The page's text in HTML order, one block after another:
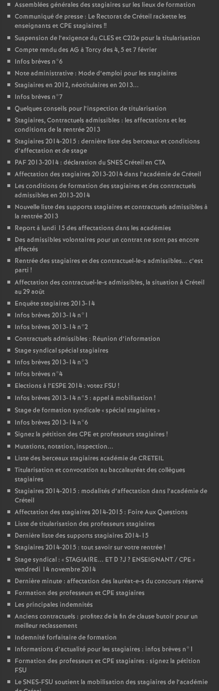
Assemblées générales des stagiaires sur les lieux de formation
Communiqué de presse : Le Rectorat de Créteil rackette les
enseignants etCPE stagiaires !!
Suspension de l’exigence duCLESet C2I2e pour la titularisation
Compte rendu des AG à Torcy des 4, 5 et 7 février
Infos brèves n°6
Note administrative : Mode d’emploi pour les stagiaires
Stagiaires en 2012, néotitulaires en 2013...
Infos brèves n°7
Quelques conseils pour l’inspection de titularisation
Stagiaires, Contractuels admissibles : les affectations et les
conditions de la rentrée 2013
Stagiaires 2014-2015 : dernière liste des berceaux et conditions
d’affectation et de stage
PAF2013-2014 : déclaration duSNESCréteil en CTA
Affectation des stagiaires 2013-2014 dans l’académie de Créteil
Les conditions de formation des stagiaires et des contractuels
admissibles en 2013-2014
Nouvelle liste des supports stagiaires et contractuels admissibles à
la rentrée 2013
Report à lundi 15 des affectations dans les académies
Des admissibles volontaires pour un contrat ne sont pas encore
affectés
Rentrée des stagiaires et des contractuel-le-s admissibles... c’est
parti !
Affectation des contractuel-le-s admissibles, la situation à Créteil
au 29 août
Enquête stagiaires 2013-14
Infos brèves 2013-14 n°1
Infos brèves 2013-14 n°2
Contractuels admissibles : Réunion d’information
Stage syndical spécial stagiaires
Infos brèves 2013-14 n°3
Infos brèves n°4
Elections à l’ESPE 2014 : votez FSU !
Infos brèves 2013-14 n°5 : appel à mobilisation !
Stage de formation syndicale «spécial stagiaires »
Infos brèves 2013-14 n°6
Signez la pétition des CPE et professeurs stagiaires !
Mutations, notation, inspection...
Liste des berceaux stagiaires académie deCRETEIL
Titularisation et convocation au baccalauréat des collègues
stagiaires
Stagiaires 2014-2015 : modalités d’affectation dans l’académie de
Créteil
Affectation des stagiaires 2014-2015 : Foire Aux Questions
Liste de titularisation des professeurs stagiaires
Dernière liste des supports stagiaires 2014-15
Stagiaires 2014-2015 : tout savoir sur votre rentrée!
Stage syndical : «STAGIAIRE... ET D ?J ? ENSEIGNANT/CPE »
vendredi 14 novembre 2014
Dernière minute : affectation des lauréat-e-s du concours réservé
Formation des professeurs etCPE stagiaires
Les principales indemnités
Anciens contractuels : profitez de la fin de clause butoir pour un
meilleur reclassement
Indemnité forfaitaire de formation
Informations d’actualité pour les stagiaires : infos brèves n°1
Formation des professeurs etCPE stagiaires : signez la pétition
FSU
LeSNES-FSU soutient la mobilisation des stagiaires de l’académie